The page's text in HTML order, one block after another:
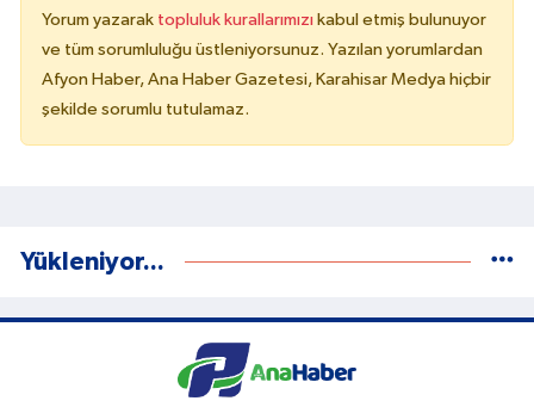
Yorum yazarak topluluk kurallarımızı kabul etmiş bulunuyor
ve tüm sorumluluğu üstleniyorsunuz. Yazılan yorumlardan
Afyon Haber, Ana Haber Gazetesi, Karahisar Medya hiçbir
şekilde sorumlu tutulamaz.
Yükleniyor...